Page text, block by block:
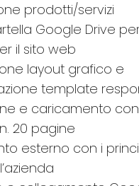
prodotti/servizi
Google Drive
il sito web
layout grafico e
template
e caricamento
20 pagine
esterno con i